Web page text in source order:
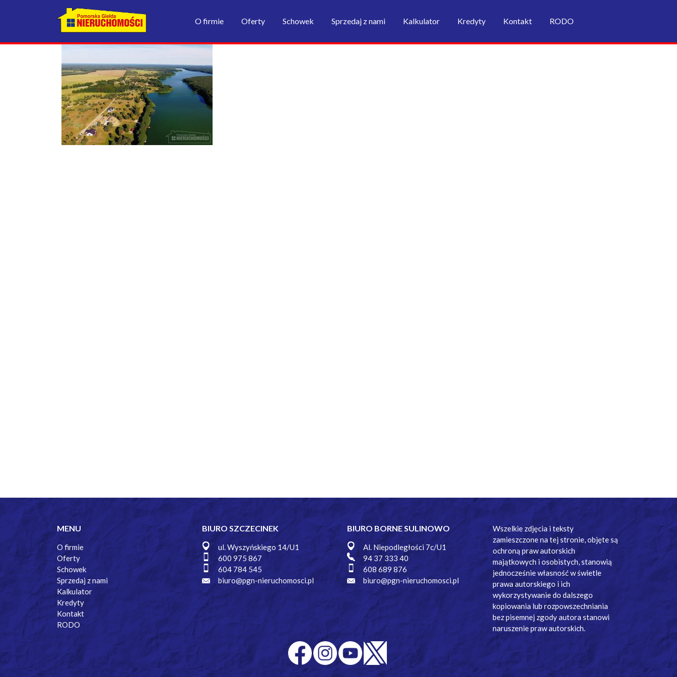
O firmie Oferty Schowek Sprzedaj z nami Kalkulator Kredyty Kontakt RODO
MENU
O firmie
Oferty
Schowek
Sprzedaj z nami
Kalkulator
Kredyty
Kontakt
RODO
BIURO SZCZECINEK
ul. Wyszyńskiego 14/U1
600 975 867
604 784 545
biuro@pgn-nieruchomosci.pl
BIURO BORNE SULINOWO
Al. Niepodległości 7c/U1
94 37 333 40
608 689 876
biuro@pgn-nieruchomosci.pl
Wszelkie zdjęcia i teksty
zamieszczone na tej stronie, objęte są
ochroną praw autorskich
majątkowych i osobistych, stanowią
jednocześnie własność w świetle
prawa autorskiego i ich
wykorzystywanie do dalszego
kopiowania lub rozpowszechniania
bez pisemnej zgody autora stanowi
naruszenie praw autorskich.